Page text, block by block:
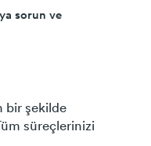
sorun ve
bir şekilde
süreçlerinizi